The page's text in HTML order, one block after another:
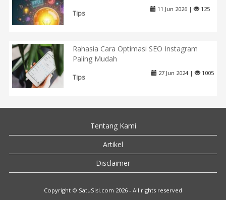
Tips
11 Jun 2026 | 125
Rahasia Cara Optimasi SEO Instagram
Paling Mudah
Tips
27 Jun 2024 | 1005
Tentang Kami
Artikel
Disclaimer
Copyright © SatuSisi.com 2026 - All rights reserved